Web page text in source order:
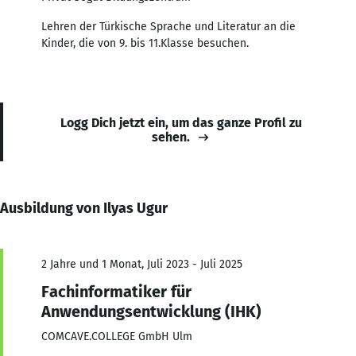
Lehren der Türkische Sprache und Literatur an die
Kinder, die von 9. bis 11.Klasse besuchen.
Logg Dich jetzt ein, um das ganze Profil zu
sehen.
Ausbildung von Ilyas Ugur
2 Jahre und 1 Monat, Juli 2023 - Juli 2025
Fachinformatiker für
Anwendungsentwicklung (IHK)
COMCAVE.COLLEGE GmbH Ulm